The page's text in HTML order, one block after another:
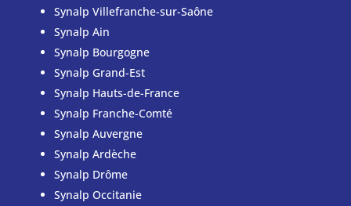
Synalp Villefranche-sur-Saône
Synalp Ain
Synalp Bourgogne
Synalp Grand-Est
Synalp Hauts-de-France
Synalp Franche-Comté
Synalp Auvergne
Synalp Ardèche
Synalp Drôme
Synalp Occitanie